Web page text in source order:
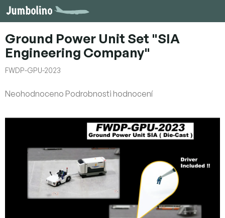
Přejít
na
Ground Power Unit Set "SIA
Engineering Company"
FWDP-GPU-2023
Průměrné
produktu
hvězdiček.
Neohodnoceno Podrobnosti hodnocení